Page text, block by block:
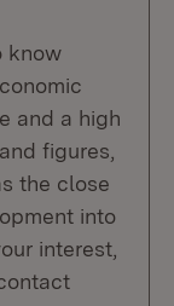
know
and a high
figures,
the close
into
interest,